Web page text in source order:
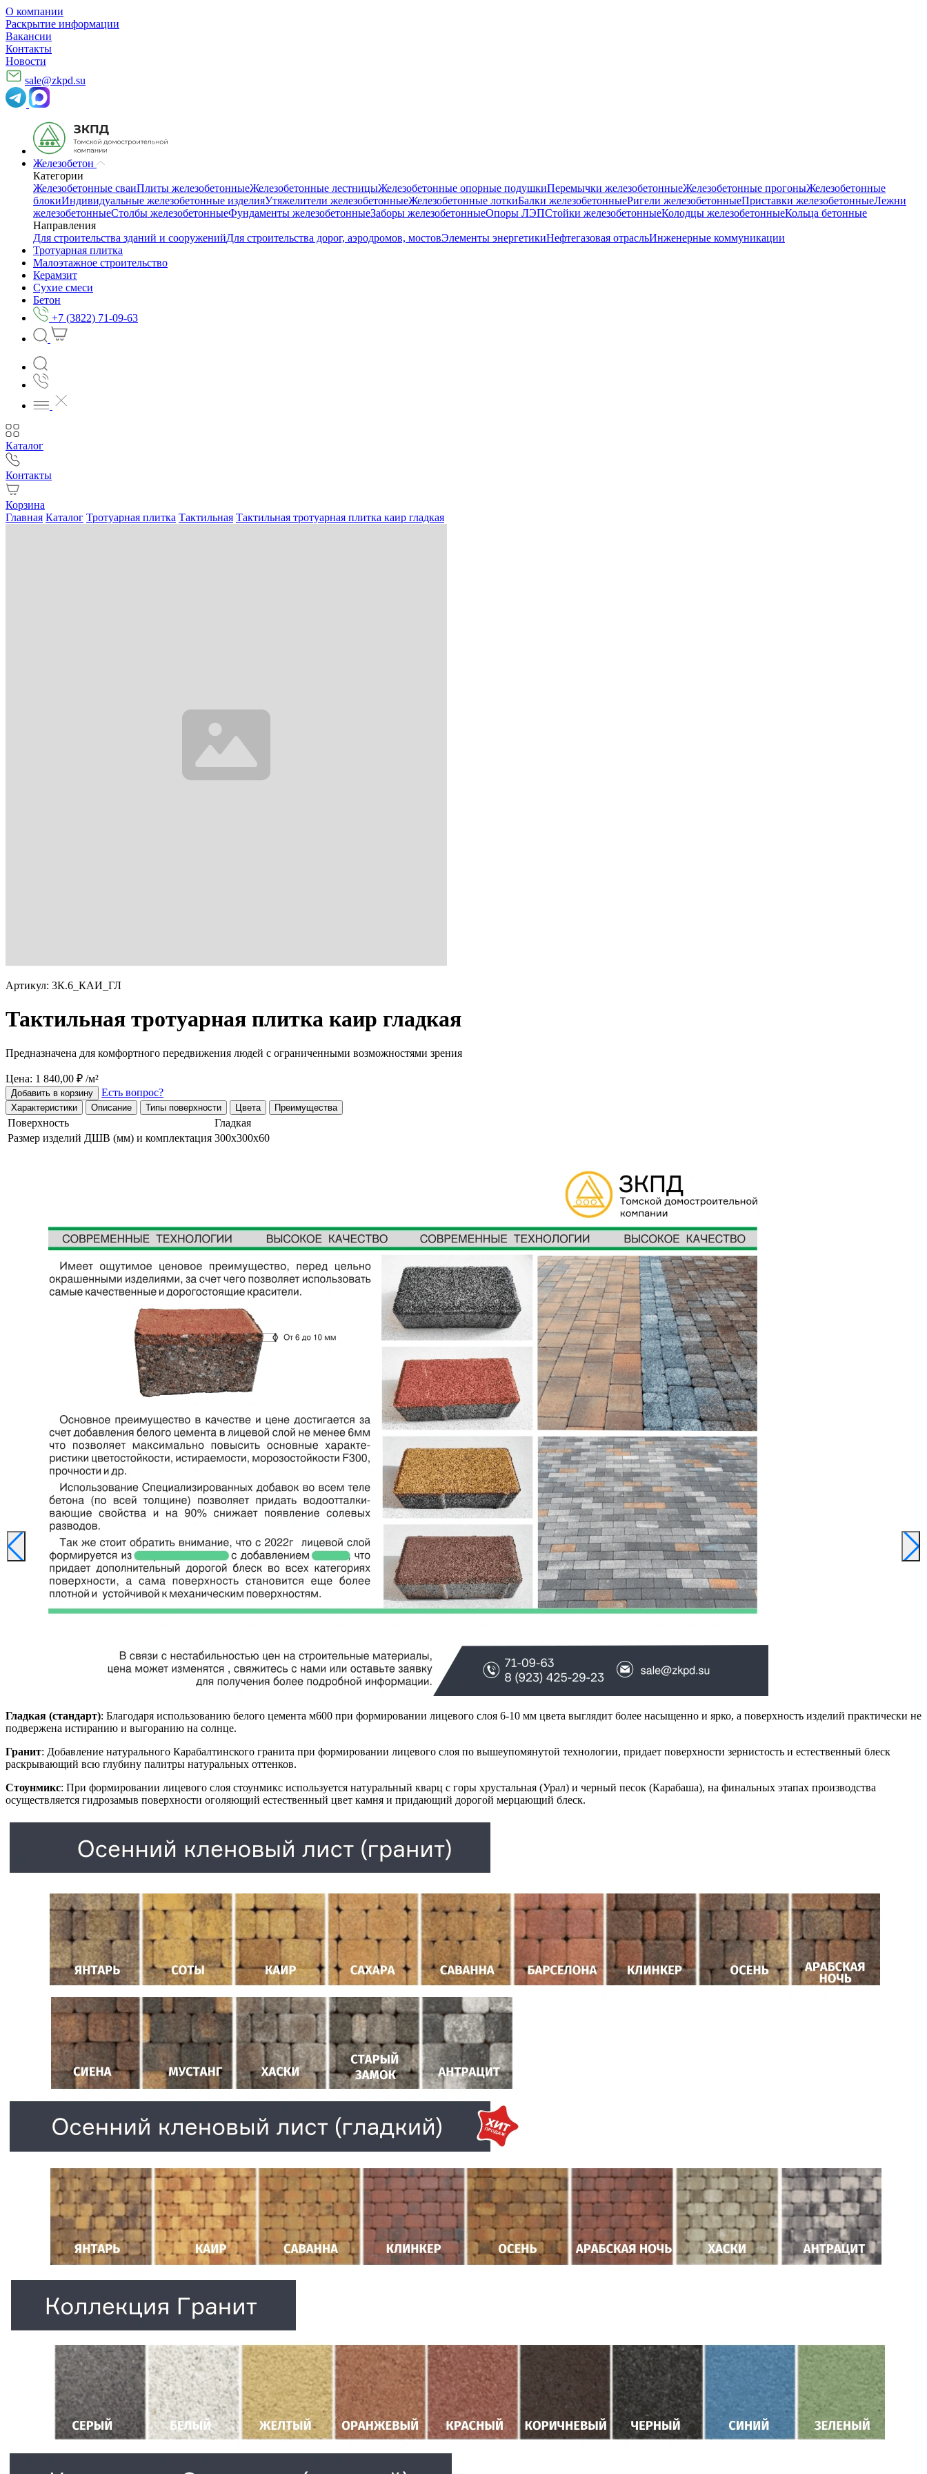
О компании
Раскрытие информации
Вакансии
Контакты
Новости
sale@zkpd.su
Железобетон
Категории
Железобетонные сваиПлиты железобетонныеЖелезобетонные лестницыЖелезобетонные опорные подушкиПеремычки железобетонныеЖелезобетонные прогоныЖелезобетонные
блокиИндивидуальные железобетонные изделияУтяжелители железобетонныеЖелезобетонные лоткиБалки железобетонныеРигели железобетонныеПриставки железобетонныеЛежни
железобетонныеСтолбы железобетонныеФундаменты железобетонныеЗаборы железобетонныеОпоры ЛЭПСтойки железобетонныеКолодцы железобетонныеКольца бетонные
Направления
Для строительства зданий и сооруженийДля строительства дорог, аэродромов, мостовЭлементы энергетикиНефтегазовая отрасльИнженерные коммуникации
Тротуарная плитка
Малоэтажное строительство
Керамзит
Сухие смеси
Бетон
+7 (3822) 71-09-63
Каталог
Контакты
Корзина
Главная Каталог Тротуарная плитка Тактильная Тактильная тротуарная плитка каир гладкая
Артикул: 3К.6_КАИ_ГЛ
Тактильная тротуарная плитка каир гладкая
Предназначена для комфортного передвижения людей с ограниченными возможностями зрения
Цена: 1 840,00 ₽ /м²
Добавить в корзину Есть вопрос?
Характеристики Описание Типы поверхности Цвета Преимущества
Поверхность
Гладкая
Размер изделий ДШВ (мм) и комплектация 300х300х60
Гладкая (стандарт): Благодаря использованию белого цемента м600 при формировании лицевого слоя 6-10 мм цвета выглядит более насыщенно и ярко, а поверхность изделий практически не
подвержена истиранию и выгоранию на солнце.
Гранит: Добавление натурального Карабалтинского гранита при формировании лицевого слоя по вышеупомянутой технологии, придает поверхности зернистость и естественный блеск
раскрывающий всю глубину палитры натуральных оттенков.
Стоунмикс: При формировании лицевого слоя стоунмикс используется натуральный кварц с горы хрустальная (Урал) и черный песок (Карабаша), на финальных этапах производства
осуществляется гидрозамыв поверхности оголяющий естественный цвет камня и придающий дорогой мерцающий блеск.